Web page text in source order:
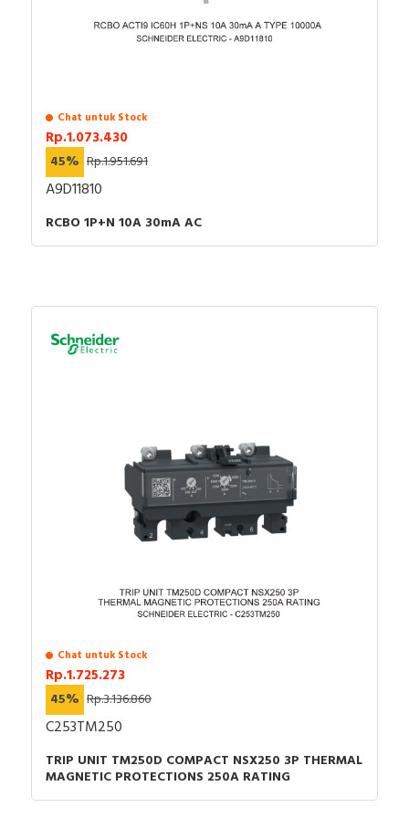
Mennekes, Epcos, Safe-D-Lock, Leroy Somer, Allen-
Bradley, Sunfree, Secure, Telergon, Circutor, OPT, CIC,
Veloce dan masih banyak lagi.
asli, bergaransi resmi dan dapat disertai dengan surat
keaslian barang. Untuk dapatkan harga MCB terbaik
Chat untuk Stock
Rp.1.073.430
45% Rp.1.951.691
A9D11810
RCBO 1P+N 10A 30mA AC
Chat untuk Stock
Rp.1.725.273
45% Rp.3.136.860
C253TM250
TRIP UNIT TM250D COMPACT NSX250 3P THERMAL
MAGNETIC PROTECTIONS 250A RATING